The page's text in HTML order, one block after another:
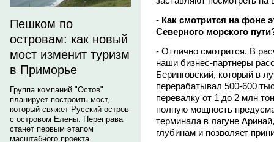
Пешком по
островам: как новый
мост изменит туризм
в Приморье
Группа компаний "Остов"
планирует построить мост,
который свяжет Русский остров
с островом Елены. Переправа
станет первым этапом
масштабного проекта
- Как смотрится на фоне
Северного морского
- Отлично смотрится. В
наши бизнес-партнеры
Беринговский, который в
перерабатывал 500-600
перевалку от 1 до 2 млн
полную мощность
терминала в лагуне
глубинам и позволяет